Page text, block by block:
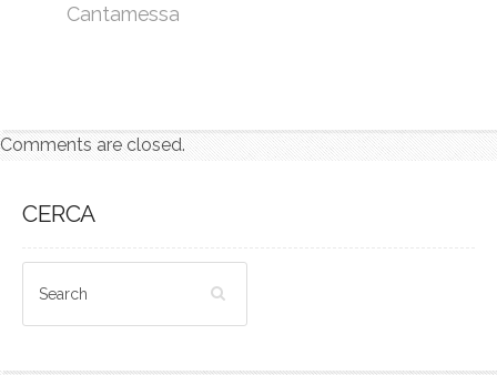
Cantamessa
Comments are closed.
CERCA